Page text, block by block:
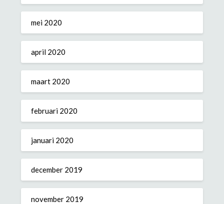
mei 2020
april 2020
maart 2020
februari 2020
januari 2020
december 2019
november 2019